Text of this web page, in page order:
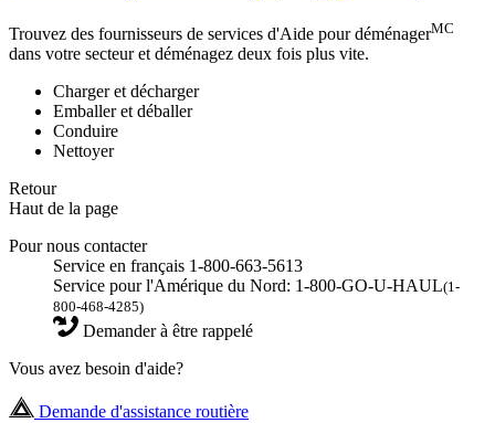
Trouvez des fournisseurs de services d'Aide pour déménagerMC
dans votre secteur et déménagez deux fois plus vite.
Charger et décharger
Emballer et déballer
Conduire
Nettoyer
Retour
Haut de la page
Pour nous contacter
Service en français 1-800-663-5613
Service pour l'Amérique du Nord: 1-800-GO-U-HAUL(1-
800-468-4285)
Demander à être rappelé
Vous avez besoin d'aide?
Demande d'assistance routière